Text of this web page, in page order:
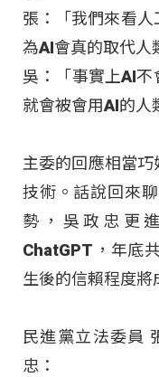
張：「我們來看
為AI會真的取代人
吳：「事實上AI
就會被會用AI的人
主委的回應相當
技術。話說回來
勢，吳政忠更
ChatGPT，年底
生後的信賴程度將
民進黨立法委員
忠：